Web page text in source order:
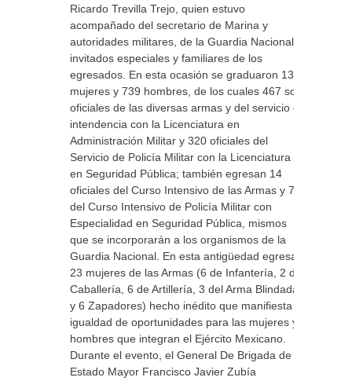
Ricardo Trevilla Trejo, quien estuvo
acompañado del secretario de Marina y
autoridades militares, de la Guardia Nacional,
invitados especiales y familiares de los
egresados. En esta ocasión se graduaron 137
mujeres y 739 hombres, de los cuales 467 son
oficiales de las diversas armas y del servicio de
intendencia con la Licenciatura en
Administración Militar y 320 oficiales del
Servicio de Policía Militar con la Licenciatura
en Seguridad Pública; también egresan 14
oficiales del Curso Intensivo de las Armas y 75
del Curso Intensivo de Policía Militar con
Especialidad en Seguridad Pública, mismos
que se incorporarán a los organismos de la
Guardia Nacional. En esta antigüedad egresan
23 mujeres de las Armas (6 de Infantería, 2 de
Caballería, 6 de Artillería, 3 del Arma Blindada
y 6 Zapadores) hecho inédito que manifiesta la
igualdad de oportunidades para las mujeres y
hombres que integran el Ejército Mexicano.
Durante el evento, el General De Brigada de
Estado Mayor Francisco Javier Zubía